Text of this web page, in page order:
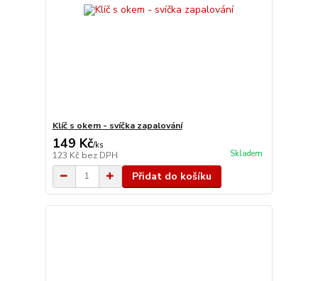
Klíč s okem - svíčka zapalování
149 Kč/ks
123 Kč bez DPH Skladem
Přidat do košíku